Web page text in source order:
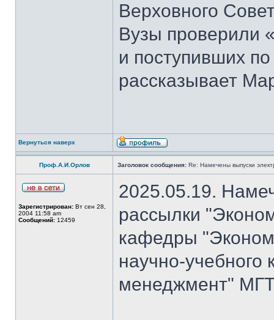
Верховного
Вузы проверили
и поступивших
рассказывает
Вернуться наверх
Проф.А.И.Орлов Заголовок сообщения: Re: Намечены выпуски
Зарегистрирован: Вт сен 28,
2004 11:58 am
Сообщений: 12459
2025.05.19.
рассылки
кафедры
научно-
менеджмент"